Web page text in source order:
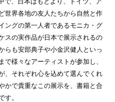
世界各地の友人たちから自然と作
ングの第一人者であるモニカ・グ
スの実作品が日本で展示されるの
らも安部典子や小金沢健人といっ
様々なアーティストが参加し、
、それぞれ心を込めて選んでくれ
かで貴重なこの展示を、書籍と合
す。